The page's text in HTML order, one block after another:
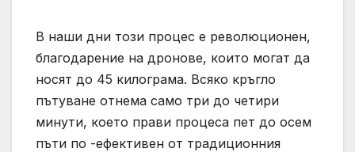
В наши дни този процес е революционен,
благодарение на дронове, които могат да
носят до 45 килограма. Всяко кръгло
пътуване отнема само три до четири
минути, което прави процеса пет до осем
пъти по -ефективен от традиционния